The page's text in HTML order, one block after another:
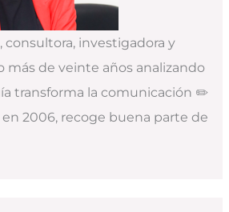
consultora, investigadora y
más de veinte años analizando
transforma la comunicación ✏️
2006, recoge buena parte de